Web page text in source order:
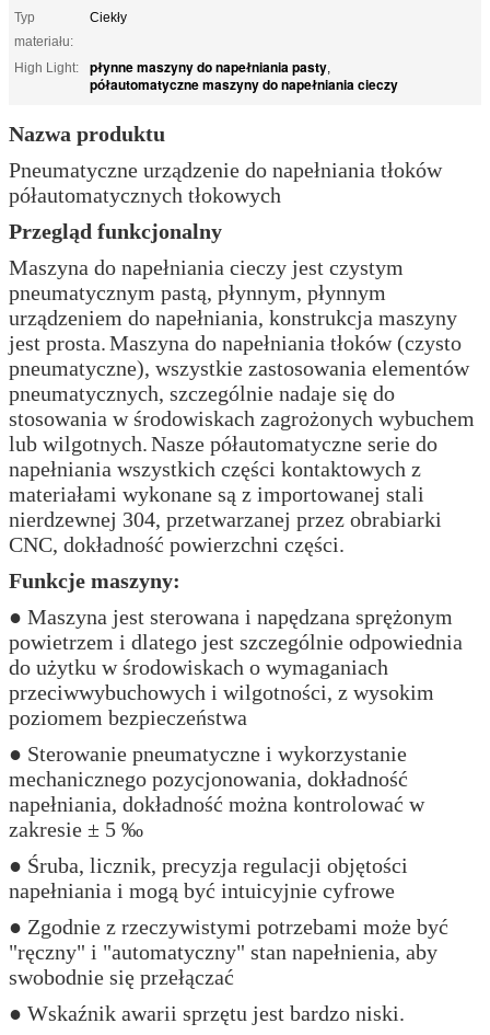
Typ
materiału:
Ciekły
High Light: płynne maszyny do napełniania pasty,
półautomatyczne maszyny do napełniania cieczy
Nazwa produktu
⁠Pneumatyczne urządzenie do napełniania tłoków
półautomatycznych tłokowych
Przegląd funkcjonalny
Maszyna do napełniania cieczy jest czystym
pneumatycznym pastą, płynnym, płynnym
urządzeniem do napełniania, konstrukcja maszyny
jest prosta.Maszyna do napełniania tłoków (czysto
pneumatyczne), wszystkie zastosowania elementów
pneumatycznych, szczególnie nadaje się do
stosowania w środowiskach zagrożonych wybuchem
lub wilgotnych.Nasze półautomatyczne serie do
napełniania wszystkich części kontaktowych z
materiałami wykonane są z importowanej stali
nierdzewnej 304, przetwarzanej przez obrabiarki
CNC, dokładność powierzchni części.
Funkcje maszyny:
● Maszyna jest sterowana i napędzana sprężonym
powietrzem i dlatego jest szczególnie odpowiednia
do użytku w środowiskach o wymaganiach
przeciwwybuchowych i wilgotności, z wysokim
poziomem bezpieczeństwa
● Sterowanie pneumatyczne i wykorzystanie
mechanicznego pozycjonowania, dokładność
napełniania, dokładność można kontrolować w
zakresie ± 5 ‰
● Śruba, licznik, precyzja regulacji objętości
napełniania i mogą być intuicyjnie cyfrowe
● Zgodnie z rzeczywistymi potrzebami może być
"ręczny" i "automatyczny" stan napełnienia, aby
swobodnie się przełączać
● Wskaźnik awarii sprzętu jest bardzo niski.